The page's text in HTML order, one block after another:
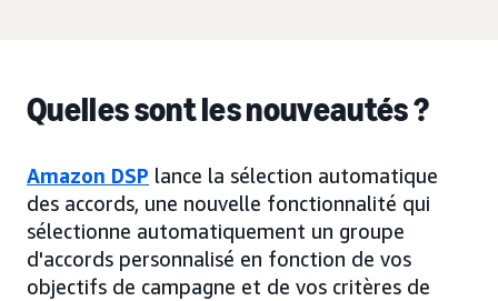
Quelles sont les nouveautés ?
Amazon DSP lance la sélection automatique
des accords, une nouvelle fonctionnalité qui
sélectionne automatiquement un groupe
d'accords personnalisé en fonction de vos
objectifs de campagne et de vos critères de